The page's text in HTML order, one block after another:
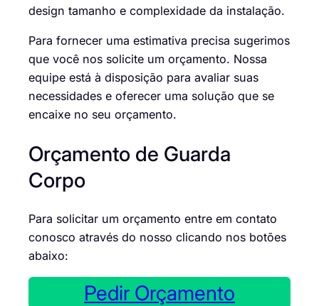
design tamanho e complexidade da instalação.
Para fornecer uma estimativa precisa sugerimos
que você nos solicite um orçamento. Nossa
equipe está à disposição para avaliar suas
necessidades e oferecer uma solução que se
encaixe no seu orçamento.
Orçamento de Guarda
Corpo
Para solicitar um orçamento entre em contato
conosco através do nosso clicando nos botões
abaixo:
Pedir Orçamento